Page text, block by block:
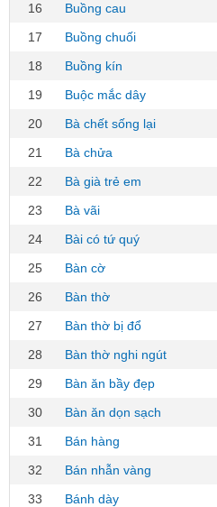
16
Buồng cau
17
Buồng chuối
18
Buồng kín
19
Buộc mắc dây
20
Bà chết sống lại
21
Bà chửa
22
Bà già trẻ em
23
Bà vãi
24
Bài có tứ quý
25
Bàn cờ
26
Bàn thờ
27
Bàn thờ bị đổ
28
Bàn thờ nghi ngút
29
Bàn ăn bầy đẹp
30
Bàn ăn dọn sạch
31
Bán hàng
32
Bán nhẫn vàng
33
Bánh dày